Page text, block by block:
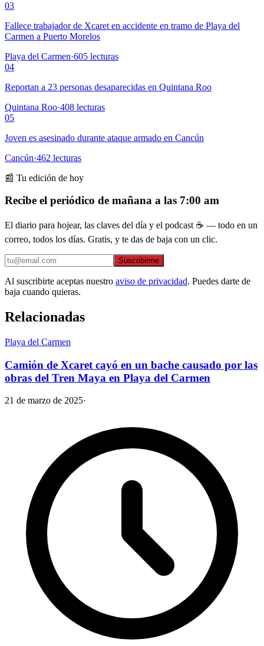
03
Fallece trabajador de Xcaret en accidente en tramo de Playa del
Carmen a Puerto Morelos
Playa del Carmen·605 lecturas
04
Reportan a 23 personas desaparecidas en Quintana Roo
Quintana Roo·408 lecturas
05
Joven es asesinado durante ataque armado en Cancún
Cancún·462 lecturas
📰 Tu edición de hoy
Recibe el periódico de mañana a las 7:00 am
El diario para hojear, las claves del día y el podcast ☕ — todo en un
correo, todos los días. Gratis, y te das de baja con un clic.
Suscribirme
Al suscribirte aceptas nuestro aviso de privacidad. Puedes darte de
baja cuando quieras.
Relacionadas
Playa del Carmen
Camión de Xcaret cayó en un bache causado por las
obras del Tren Maya en Playa del Carmen
21 de marzo de 2025·